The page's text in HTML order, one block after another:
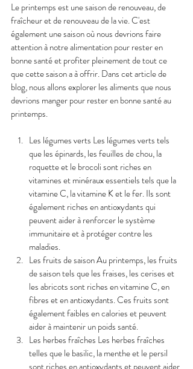
Le printemps est une saison de renouveau, de
fraîcheur et de renouveau de la vie. C'est
également une saison où nous devrions faire
attention à notre alimentation pour rester en
bonne santé et profiter pleinement de tout ce
que cette saison a à offrir. Dans cet article de
blog, nous allons explorer les aliments que nous
devrions manger pour rester en bonne santé au
printemps.
Les légumes verts Les légumes verts tels
que les épinards, les feuilles de chou, la
roquette et le brocoli sont riches en
vitamines et minéraux essentiels tels que la
vitamine C, la vitamine K et le fer. Ils sont
également riches en antioxydants qui
peuvent aider à renforcer le système
immunitaire et à protéger contre les
maladies.
Les fruits de saison Au printemps, les fruits
de saison tels que les fraises, les cerises et
les abricots sont riches en vitamine C, en
fibres et en antioxydants. Ces fruits sont
également faibles en calories et peuvent
aider à maintenir un poids santé.
Les herbes fraîches Les herbes fraîches
telles que le basilic, la menthe et le persil